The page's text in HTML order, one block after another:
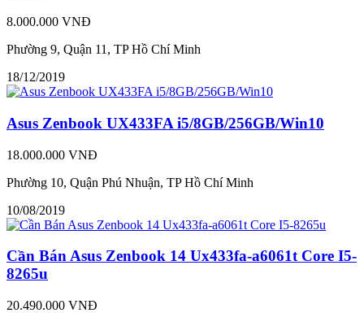
8.000.000 VNĐ
Phường 9, Quận 11, TP Hồ Chí Minh
18/12/2019
Asus Zenbook UX433FA i5/8GB/256GB/Win10
18.000.000 VNĐ
Phường 10, Quận Phú Nhuận, TP Hồ Chí Minh
10/08/2019
Cần Bán Asus Zenbook 14 Ux433fa-a6061t Core I5-
8265u
20.490.000 VNĐ